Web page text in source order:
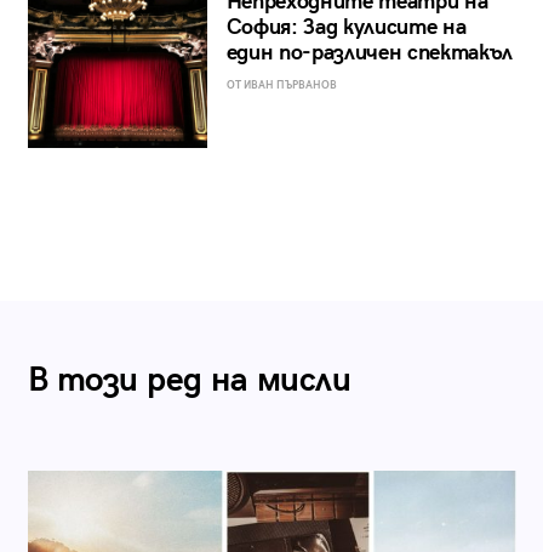
София: Зад кулисите на
един по-различен спектакъл
ОТ ИВАН ПЪРВАНОВ
В този ред на мисли